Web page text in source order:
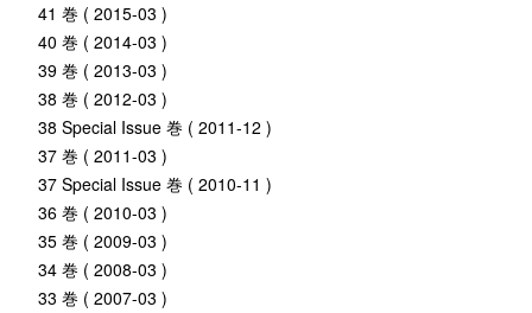
41 巻 ( 2015-03 )
40 巻 ( 2014-03 )
39 巻 ( 2013-03 )
38 巻 ( 2012-03 )
38 Special Issue 巻 ( 2011-12 )
37 巻 ( 2011-03 )
37 Special Issue 巻 ( 2010-11 )
36 巻 ( 2010-03 )
35 巻 ( 2009-03 )
34 巻 ( 2008-03 )
33 巻 ( 2007-03 )